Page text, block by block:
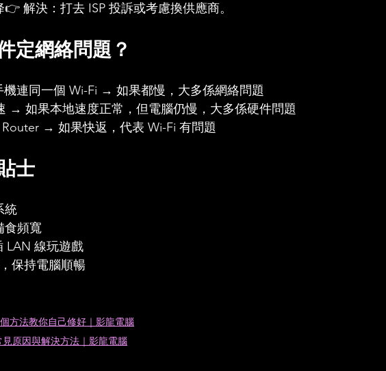
解決：打去 ISP 投訴或考慮換供應商。
定網絡問題？
連同一個 Wi-Fi → 如果都慢，大多係網絡問題
→ 如果本地速度正常，但電腦仍慢，大多係硬件問題
→ 如果快返，代表 Wi-Fi 有問題
士
統
食頻寬
LAN 線玩遊戲
保持電腦順暢
方法教你自己修好｜影龍電腦
原因與解決方法｜影龍電腦